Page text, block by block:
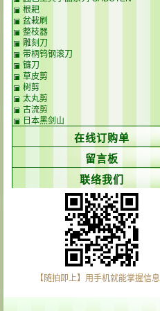
根耙
盆栽刷
整枝器
雕刻刀
带柄钨钢滚刀
镰刀
草皮剪
树剪
太丸剪
古流剪
日本黑剑山
在线订购单
留言板
联络我们
【随拍即上】用手机就能掌握信